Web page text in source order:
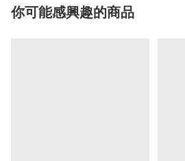
你可能感興趣的商品